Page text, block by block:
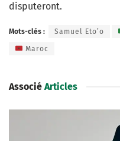
disputeront.
Mots-clés : Samuel Eto’o
Maroc
Associé Articles